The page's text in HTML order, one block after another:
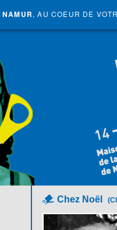
NAMUR, AU COEUR DE
Chez Noël